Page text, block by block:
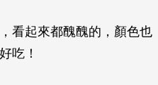
看起來都醜醜的，顏色也
吃！